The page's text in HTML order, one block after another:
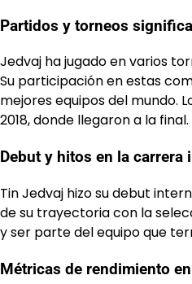
Partidos y torneos
Jedvaj ha jugado en varios
Su participación en estas
mejores equipos del mundo.
2018, donde llegaron a la final.
Debut y hitos en la carrera
Tin Jedvaj hizo su debut
de su trayectoria con la
y ser parte del equipo que
Métricas de rendimiento